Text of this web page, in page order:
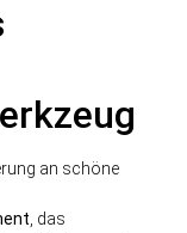
an schöne
, das